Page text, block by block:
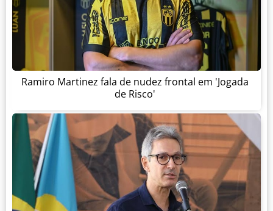
Ramiro Martinez fala de nudez frontal em 'Jogada
de Risco'